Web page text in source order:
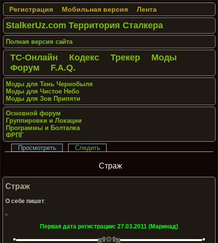
Регистрация Мобильная версия Лента
StalkerUz.com Территория Сталкера
Полная версия сайта
ТС-Онлайн Кодекс Трекер
Моды
Форум
F.A.Q.
Моды для Тень Чернобыля
Моды для Чистое Небо
Моды для Зов Припяти
Основной форум
Группировки и Локации
Программы и Болталка
ФРПГ
Просмотреть
Следить
Страж
Страж
О себе пишет:
Первая дата регистрации: 27.03.2011 (Маринад)
●▬▬▬▬▬▬▬▬▬▬▬▬▬▬ஜ۩۞۩ஜ▬▬▬▬▬▬▬▬▬▬▬▬▬▬●